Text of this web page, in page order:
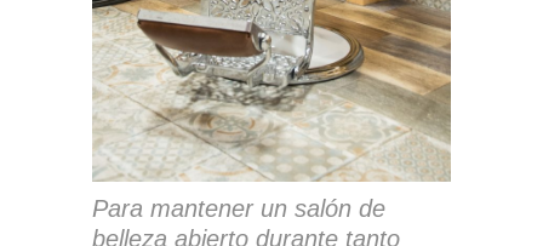
Para mantener un salón de
belleza abierto durante tanto